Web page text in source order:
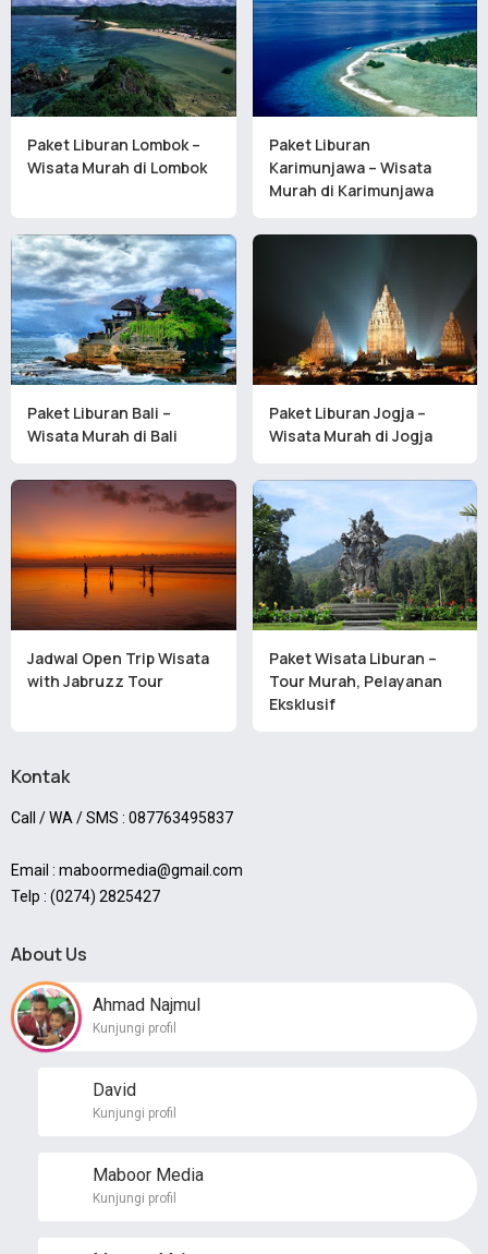
Paket Liburan Lombok –
Wisata Murah di Lombok
Paket Liburan
Karimunjawa – Wisata
Murah di Karimunjawa
Paket Liburan Bali –
Wisata Murah di Bali
Paket Liburan Jogja –
Wisata Murah di Jogja
Jadwal Open Trip Wisata
with Jabruzz Tour
Paket Wisata Liburan –
Tour Murah, Pelayanan
Eksklusif
Kontak
Call / WA / SMS : 087763495837
Email : maboormedia@gmail.com
Telp : (0274) 2825427
About Us
Ahmad Najmul
Kunjungi profil
David
Kunjungi profil
Maboor Media
Kunjungi profil